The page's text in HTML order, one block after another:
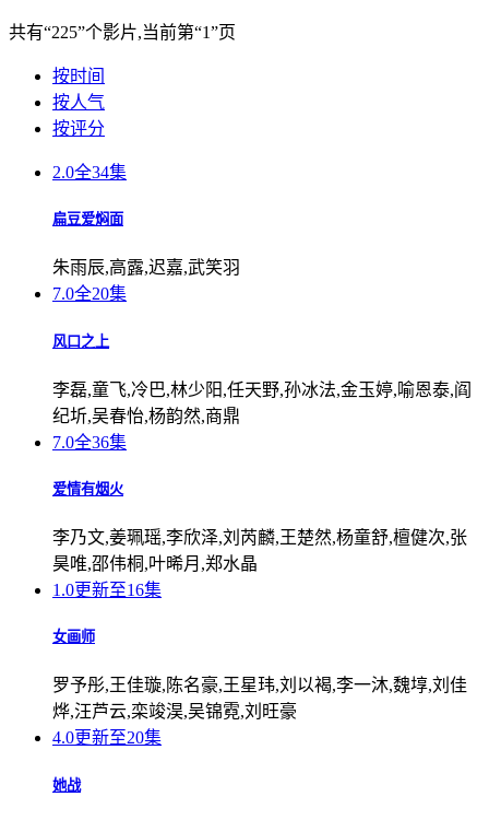
共有“225”个影片,当前第“1”页
按时间
按人气
按评分
2.0全34集
扁豆爱焖面
朱雨辰,高露,迟嘉,武笑羽
7.0全20集
风口之上
李磊,童飞,冷巴,林少阳,任天野,孙冰法,金玉婷,喻恩泰,阎
纪圻,吴春怡,杨韵然,商鼎
7.0全36集
爱情有烟火
李乃文,姜珮瑶,李欣泽,刘芮麟,王楚然,杨童舒,檀健次,张
昊唯,邵伟桐,叶晞月,郑水晶
1.0更新至16集
女画师
罗予彤,王佳璇,陈名豪,王星玮,刘以褐,李一沐,魏埻,刘佳
烨,汪芦云,栾竣淏,吴锦霓,刘旺豪
4.0更新至20集
她战